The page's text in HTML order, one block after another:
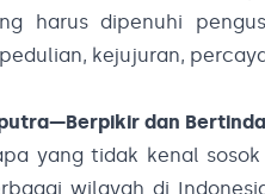
harus dipenuhi
kejujuran,
dan
yang tidak kenal
wilayah di